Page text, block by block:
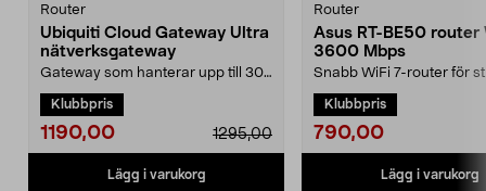
Router
Ubiquiti Cloud Gateway Ultra
nätverksgateway
Gateway som hanterar upp till 30
Ubiquiti Cloud ...
Klubbpris
1190,00 1295,00
Lägg i varukorg
Router
Asus RT-BE50 router
3600 Mbps
Snabb WiFi 7-router för
enheter. Asus RT-B...
Klubbpris
790,00
Lägg i varukorg